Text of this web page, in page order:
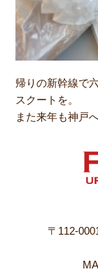
帰りの新幹線で
スクートを。
また来年も神戸
〒112-